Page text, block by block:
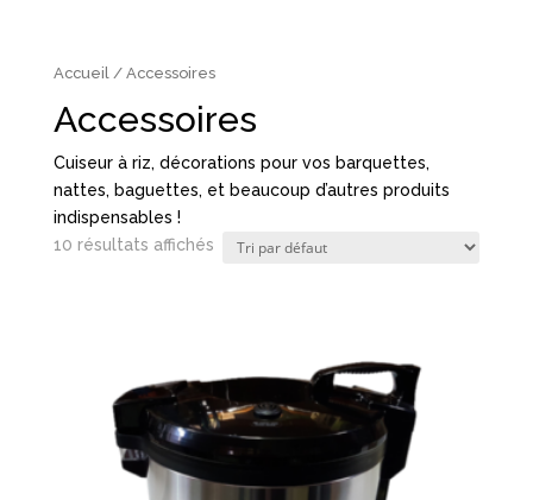
Accueil/ Accessoires
Accessoires
Cuiseur à riz, décorations pour vos barquettes,
nattes, baguettes, et beaucoup d’autres produits
indispensables !
10 résultats affichés